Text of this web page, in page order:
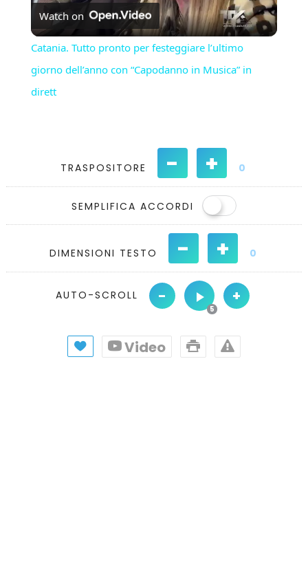
Video
Watch on
Catania. Tutto pronto per festeggiare l’ultimo
giorno dell’anno con “Capodanno in Musica” in
dirett
TRASPOSITORE - + 0
SEMPLIFICA ACCORDI
DIMENSIONI TESTO - + 0
AUTO-SCROLL - +
Video